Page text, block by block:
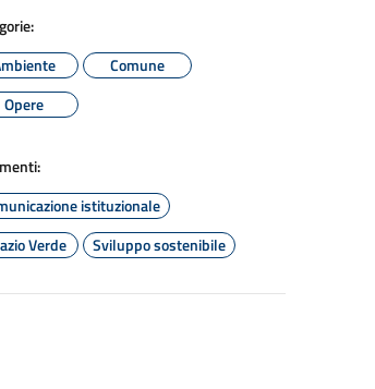
Comune
Opere
istituzionale
Verde
Sviluppo sostenibile